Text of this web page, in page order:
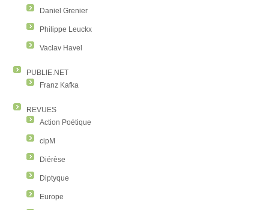
Daniel Grenier
Philippe Leuckx
Vaclav Havel
PUBLIE.NET
Franz Kafka
REVUES
Action Poétique
cipM
Diérèse
Diptyque
Europe